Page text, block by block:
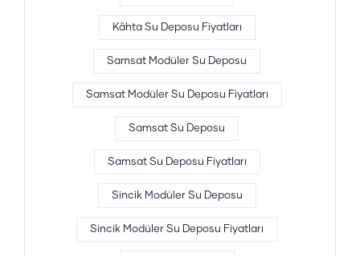
Kâhta Su Deposu Fiyatları
Samsat Modüler Su Deposu
Samsat Modüler Su Deposu Fiyatları
Samsat Su Deposu
Samsat Su Deposu Fiyatları
Sincik Modüler Su Deposu
Sincik Modüler Su Deposu Fiyatları